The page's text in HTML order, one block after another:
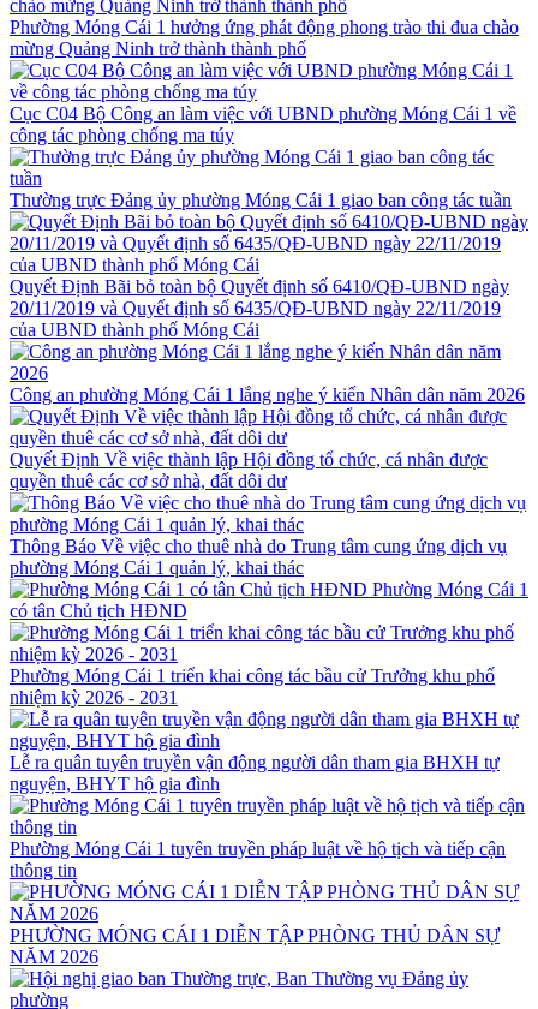
Phường Móng Cái 1 hưởng ứng phát động phong trào thi đua chào
mừng Quảng Ninh trở thành thành phố
Cục C04 Bộ Công an làm việc với UBND phường Móng Cái 1 về
công tác phòng chống ma túy
Thường trực Đảng ủy phường Móng Cái 1 giao ban công tác tuần
Quyết Định Bãi bỏ toàn bộ Quyết định số 6410/QĐ-UBND ngày
20/11/2019 và Quyết định số 6435/QĐ-UBND ngày 22/11/2019
của UBND thành phố Móng Cái
Công an phường Móng Cái 1 lắng nghe ý kiến Nhân dân năm 2026
Quyết Định Về việc thành lập Hội đồng tổ chức, cá nhân được
quyền thuê các cơ sở nhà, đất dôi dư
Thông Báo Về việc cho thuê nhà do Trung tâm cung ứng dịch vụ
phường Móng Cái 1 quản lý, khai thác
Phường Móng Cái 1
có tân Chủ tịch HĐND
Phường Móng Cái 1 triển khai công tác bầu cử Trưởng khu phố
nhiệm kỳ 2026 - 2031
Lễ ra quân tuyên truyền vận động người dân tham gia BHXH tự
nguyện, BHYT hộ gia đình
Phường Móng Cái 1 tuyên truyền pháp luật về hộ tịch và tiếp cận
thông tin
PHƯỜNG MÓNG CÁI 1 DIỄN TẬP PHÒNG THỦ DÂN SỰ
NĂM 2026